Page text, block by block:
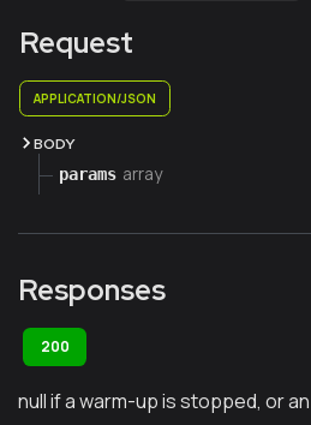
Request
APPLICATION/JSON
BODY
params array
Responses
200
null if a warm-up is stopped, or